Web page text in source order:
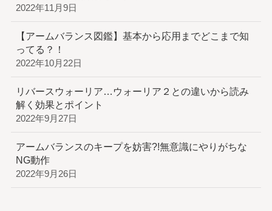
2022年11月9日
【アームバランス図鑑】基本から応用までどこまで知
ってる？！
2022年10月22日
リバースウォーリア…ウォーリア２との違いから読み
解く効果とポイント
2022年9月27日
アームバランスのキープを妨害?!無意識にやりがちな
NG動作
2022年9月26日